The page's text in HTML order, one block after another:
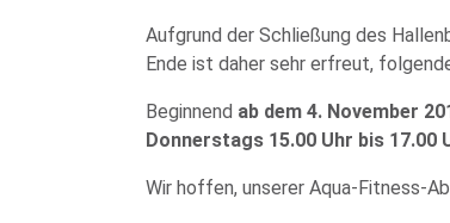
Aufgrund der Schließung des
Ende ist daher sehr erfreut,
Beginnend ab dem 4. November
Donnerstags 15.00 Uhr bis 17.00
Wir hoffen, unserer Aqua-Fitness-